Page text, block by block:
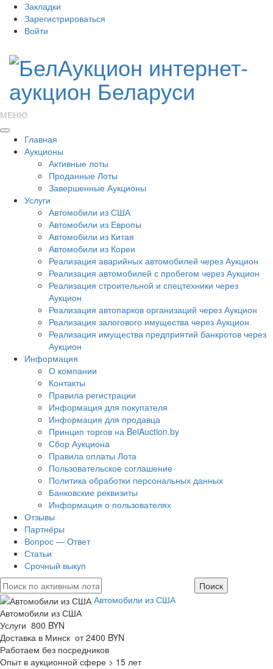
Закладки
Зарегистрироваться
Войти
МЕНЮ
Главная
Аукционы
Активные лоты
Проданные Лоты
Завершенные Аукционы
Услуги
Автомобили из США
Автомобили из Европы
Автомобили из Китая
Автомобили из Кореи
Реализация аварийных автомобилей через Аукцион
Реализация автомобилей с пробегом через Аукцион
Реализация строительной и спецтехники через
Аукцион
Реализация автопарков организаций через Аукцион
Реализация залогового имущества через Аукцион
Реализация имущества предприятий банкротов через
Аукцион
Информация
О компании
Контакты
Правила регистрации
Информация для покупателя
Информация для продавца
Принцип торгов на BelAuction.by
Сбор Аукциона
Правила оплаты Лота
Пользовательское соглашение
Политика обработки персональных данных
Банковские реквизиты
Информация о пользователях
Отзывы
Партнёры
Вопрос — Ответ
Статьи
Срочный выкуп
Автомобили из США
Автомобили из США
Услуги 800 BYN
Доставка в Минск от 2400 BYN
Работаем без посредников
Опыт в аукционной сфере > 15 лет